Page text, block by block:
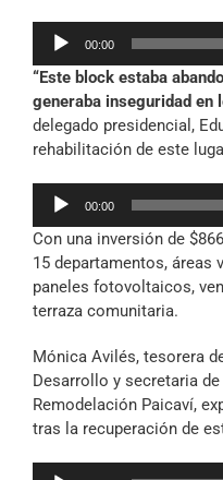
Reproductor
audio
00:00
“Este block estaba
generaba inseguridad en
delegado presidencial,
rehabilitación de este
Reproductor
audio
00:00
Con una inversión de
15 departamentos, áreas
paneles fotovoltaicos,
terraza comunitaria.
Mónica Avilés, tesorera
Desarrollo y secretaria
Remodelación Paicaví,
tras la recuperación de
Reproductor